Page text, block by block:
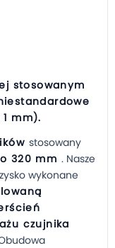
stosowanym
mm).
stosowany
320 mm . Nasze
wykonane
czujnika